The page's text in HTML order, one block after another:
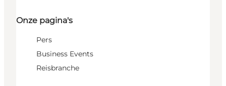
Onze pagina's
Pers
Business Events
Reisbranche